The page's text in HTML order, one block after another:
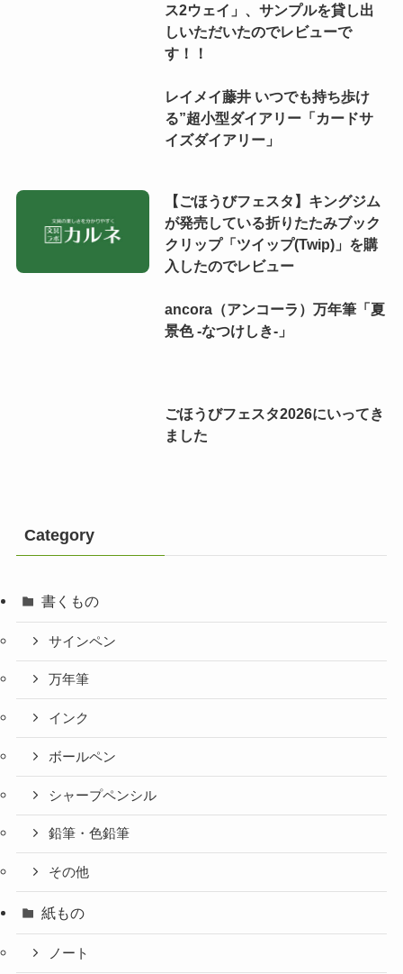
ス2ウェイ」、サンプルを貸し出
しいただいたのでレビューで
す！！
レイメイ藤井 いつでも持ち歩け
る”超小型ダイアリー「カードサ
イズダイアリー」
【ごほうびフェスタ】キングジム
が発売している折りたたみブック
クリップ「ツイップ(Twip)」を購
入したのでレビュー
ancora（アンコーラ）万年筆「夏
景色 -なつけしき-」
ごほうびフェスタ2026にいってき
ました
Category
書くもの
サインペン
万年筆
インク
ボールペン
シャープペンシル
鉛筆・色鉛筆
その他
紙もの
ノート